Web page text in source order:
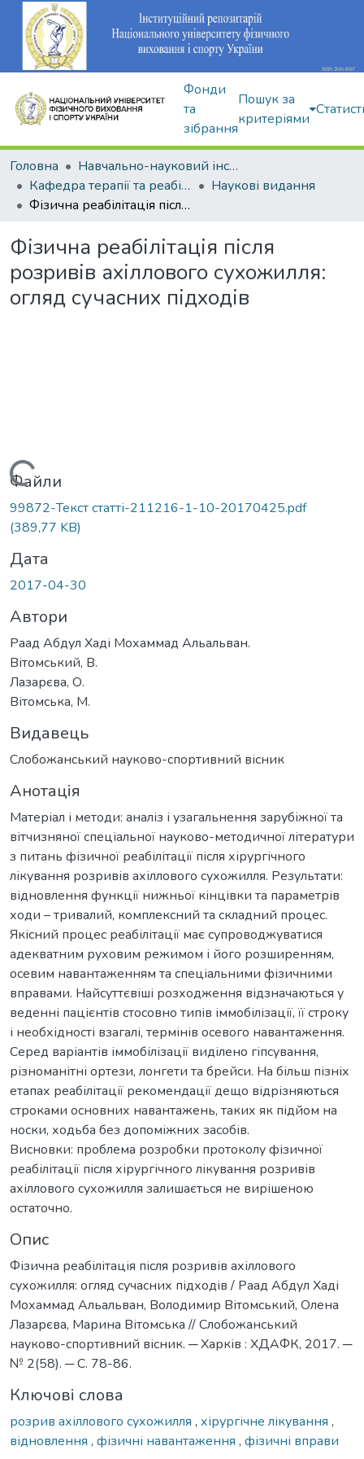
Фонди
та
зібрання
Пошук за
критеріями
Головна
Навчально-науковий інститут здоров'я, реабілітації та фізичного виховання
Кафедра терапії та реабілітації
Наукові видання
Фізична реабілітація після розривів ахіллового сухожилля: огляд сучасних підходів
Фізична реабілітація після
розривів ахіллового сухожилля:
огляд сучасних підходів
Вантажиться...
Файли
99872-Текст статті-211216-1-10-20170425.pdf
(389,77 KB)
Дата
2017-04-30
Автори
Раад Абдул Хаді Мохаммад Альальван.
Вітомський, В.
Лазарєва, О.
Вітомська, М.
Видавець
Слобожанський науково-спортивний вісник
Анотація
Матеріал і методи: аналіз і узагальнення зарубіжної та
вітчизняної спеціальної науково-методичної літератури
з питань фізичної реабілітації після хірургічного
лікування розривів ахіллового сухожилля. Результати:
відновлення функції нижньої кінцівки та параметрів
ходи – тривалий, комплексний та складний процес.
Якісний процес реабілітації має супроводжуватися
адекватним руховим режимом і його розширенням,
осевим навантаженням та спеціальними фізичними
вправами. Найсуттєвіші розходження відзначаються у
веденні пацієнтів стосовно типів іммобілізації, її строку
і необхідності взагалі, термінів осевого навантаження.
Серед варіантів іммобілізації виділено гіпсування,
різноманітні ортези, лонгети та брейси. На більш пізніх
етапах реабілітації рекомендації дещо відрізняються
строками основних навантажень, таких як підйом на
носки, ходьба без допоміжних засобів.
Висновки: проблема розробки протоколу фізичної
реабілітації після хірургічного лікування розривів
ахіллового сухожилля залишається не вирішеною
остаточно.
Опис
Фізична реабілітація після розривів ахіллового
сухожилля: огляд сучасних підходів / Раад Абдул Хаді
Мохаммад Альальван, Володимир Вітомський, Олена
Лазарєва, Марина Вітомська // Слобожанський
науково-спортивний вісник. ─ Харків : ХДАФК, 2017. ─
№ 2(58). ─ С. 78-86.
Ключові слова
розрив ахіллового сухожилля , хірургічне лікування ,
відновлення , фізичні навантаження , фізичні вправи